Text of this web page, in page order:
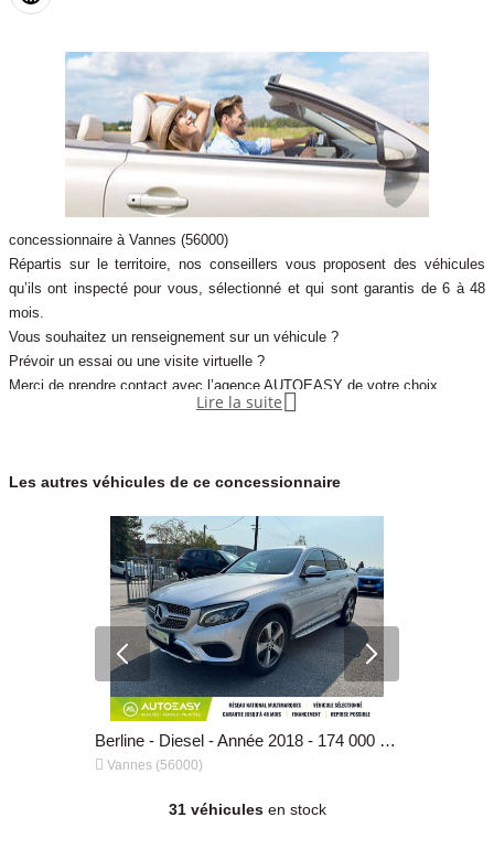
concessionnaire à Vannes (56000)
Répartis sur le territoire, nos conseillers vous proposent des véhicules
qu’ils ont inspecté pour vous, sélectionné et qui sont garantis de 6 à 48
mois.
Vous souhaitez un renseignement sur un véhicule ?
Prévoir un essai ou une visite virtuelle ?
Merci de prendre contact avec l’agence AUTOEASY de votre choix.
Lire la suite 
Les autres véhicules de ce concessionnaire
Berline - Diesel - Année 2018 - 174 000 km, 23 990 €
 Vannes (56000)
31 véhiculesen stock